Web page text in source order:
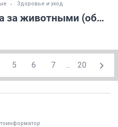
Здоровье и уход
Средства для ухода за животными (обмен/продажа) - читать 1 пост
5 6 7 ... 20